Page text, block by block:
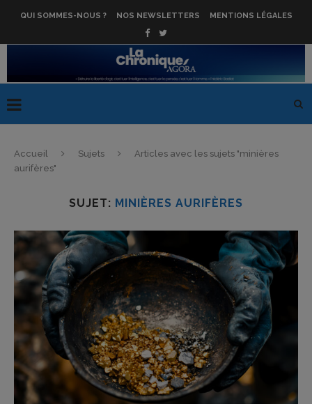
QUI SOMMES-NOUS ? NOS NEWSLETTERS MENTIONS LÉGALES
Accueil Sujets
Articles avec les sujets "minières
aurifères"
SUJET: MINIÈRES AURIFÈRES